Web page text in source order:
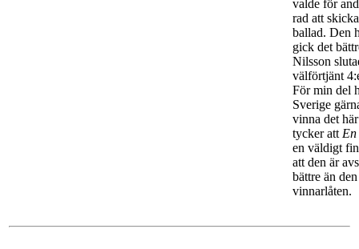
valde för
rad att
ballad. Den
gick det
Nilsson
välförtjänt
För min del
Sverige
vinna det
tycker att
en väldigt
att den är
bättre än
vinnarlåten.